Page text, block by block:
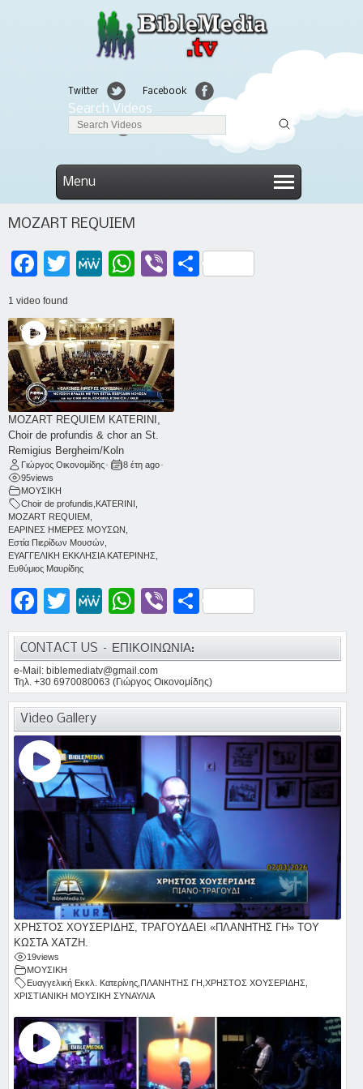
Twitter Facebook
Linkedin
Search Videos
Menu
MOZART REQUIEM
Facebook Twitter MeWe WhatsAppViber Μοιραστείτε
1 video found
MOZART REQUIEM KATERINI,
Choir de profundis & chor an St.
Remigius Bergheim/Koln
Γιώργος Οικονομίδης• 8 έτη ago•
95views
ΜΟΥΣΙΚΗ
Choir de profundis KATERINI
MOZART REQUIEM
ΕΑΡΙΝΕΣ ΗΜΕΡΕΣ ΜΟΥΣΩΝ
Εστία Πιερίδων Μουσών
ΕΥΑΓΓΕΛΙΚΗ ΕΚΚΛΗΣΙΑ ΚΑΤΕΡΙΝΗΣ
Ευθύμιος Μαυρίδης
Facebook Twitter MeWe WhatsAppViber Μοιραστείτε
CONTACT US – ΕΠΙΚΟΙΝΩΝΙΑ:
e-Mail: biblemediatv@gmail.com
Τηλ. +30 6970080063 (Γιώργος Οικονομίδης)
Video Gallery
ΧΡΗΣΤΟΣ ΧΟΥΣΕΡΙΔΗΣ, ΤΡΑΓΟΥΔΑΕΙ «ΠΛΑΝΗΤΗΣ ΓΗ» ΤΟΥ
ΚΩΣΤΑ ΧΑΤΖΗ.
19views
ΜΟΥΣΙΚΗ
Ευαγγελική Εκκλ. Κατερίνης ΠΛΑΝΗΤΗΣ ΓΗ ΧΡΗΣΤΟΣ ΧΟΥΣΕΡΙΔΗΣ
ΧΡΙΣΤΙΑΝΙΚΗ ΜΟΥΣΙΚΗ ΣΥΝΑΥΛΙΑ